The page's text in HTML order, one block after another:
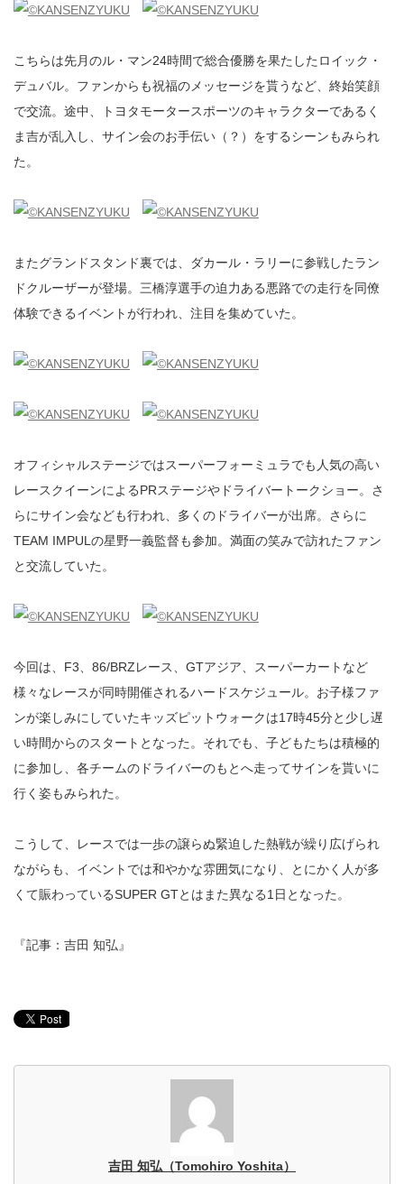
こちらは先月のル・マン24時間で総合優勝を果たしたロイック・
デュバル。ファンからも祝福のメッセージを貰うなど、終始笑顔
で交流。途中、トヨタモータースポーツのキャラクターであるく
ま吉が乱入し、サイン会のお手伝い（？）をするシーンもみられ
た。
またグランドスタンド裏では、ダカール・ラリーに参戦したラン
ドクルーザーが登場。三橋淳選手の迫力ある悪路での走行を同僚
体験できるイベントが行われ、注目を集めていた。
オフィシャルステージではスーパーフォーミュラでも人気の高い
レースクイーンによるPRステージやドライバートークショー。さ
らにサイン会なども行われ、多くのドライバーが出席。さらに
TEAM IMPULの星野一義監督も参加。満面の笑みで訪れたファン
と交流していた。
今回は、F3、86/BRZレース、GTアジア、スーパーカートなど
様々なレースが同時開催されるハードスケジュール。お子様ファ
ンが楽しみにしていたキッズピットウォークは17時45分と少し遅
い時間からのスタートとなった。それでも、子どもたちは積極的
に参加し、各チームのドライバーのもとへ走ってサインを貰いに
行く姿もみられた。
こうして、レースでは一歩の譲らぬ緊迫した熱戦が繰り広げられ
ながらも、イベントでは和やかな雰囲気になり、とにかく人が多
くて賑わっているSUPER GTとはまた異なる1日となった。
『記事：吉田 知弘』
吉田 知弘（Tomohiro Yoshita）